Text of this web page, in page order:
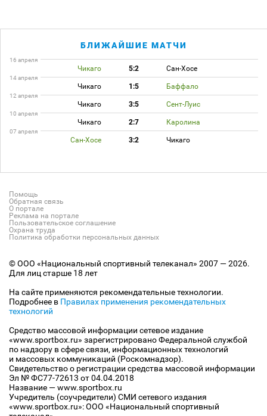
БЛИЖАЙШИЕ МАТЧИ
16 апреля
Чикаго 5:2 Сан-Хосе
14 апреля
Чикаго 1:5 Баффало
12 апреля
Чикаго 3:5 Сент-Луис
10 апреля
Чикаго 2:7 Каролина
07 апреля
Сан-Хосе 3:2 Чикаго
Помощь
Обратная связь
О портале
Реклама на портале
Пользовательское соглашение
Охрана труда
Политика обработки персональных данных
© ООО «Национальный спортивный телеканал» 2007 — 2026.
Для лиц старше 18 лет
На сайте применяются рекомендательные технологии.
Подробнее в Правилах применения рекомендательных
технологий
Средство массовой информации сетевое издание
«www.sportbox.ru» зарегистрировано Федеральной службой
по надзору в сфере связи, информационных технологий
и массовых коммуникаций (Роскомнадзор).
Свидетельство о регистрации средства массовой информации
Эл № ФС77-72613 от 04.04.2018
Название — www.sportbox.ru
Учредитель (соучредители) СМИ сетевого издания
«www.sportbox.ru»: ООО «Национальный спортивный